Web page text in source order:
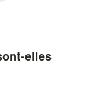
elles